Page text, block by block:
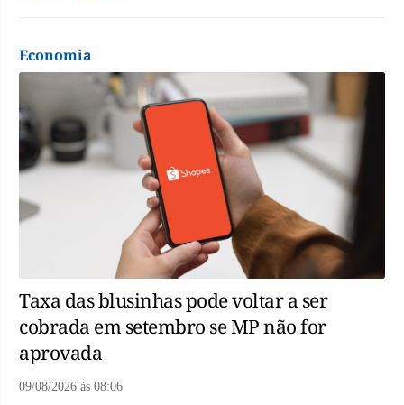
Economia
Taxa das blusinhas pode voltar a ser
cobrada em setembro se MP não for
aprovada
09/08/2026 às 08:06